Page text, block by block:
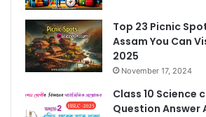
Top 23 Picnic
Assam You Can
2025
November 17, 2024
Class 10 Science
Question Answer